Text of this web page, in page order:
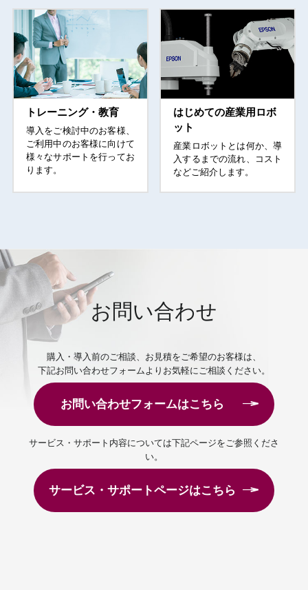
トレーニング・教育
導入をご検討中のお客様、
ご利用中のお客様に向けて
様々なサポートを行ってお
ります。
はじめての産業用ロボ
ット
産業ロボットとは何か、導
入するまでの流れ、コスト
などご紹介します。
お問い合わせ
購入・導入前のご相談、お見積をご希望のお客様は、
下記お問い合わせフォームよりお気軽にご相談ください。
お問い合わせフォームはこちら
サービス・サポート内容については下記ページをご参照くださ
い。
サービス・サポートページはこちら